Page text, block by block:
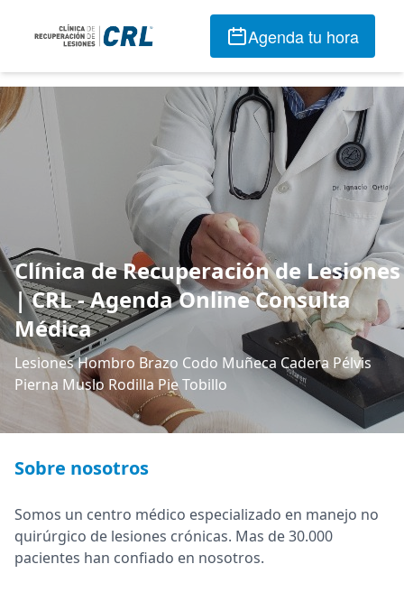
Agenda tu hora
Clínica de Recuperación de Lesiones
| CRL - Agenda Online Consulta
Médica
Lesiones Hombro Brazo Codo Muñeca Cadera Pélvis
Pierna Muslo Rodilla Pie Tobillo
Sobre nosotros
Somos un centro médico especializado en manejo no
quirúrgico de lesiones crónicas. Mas de 30.000
pacientes han confiado en nosotros.